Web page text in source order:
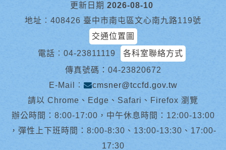
更新日期 2026-08-10
地址︰408426 臺中市南屯區文心南九路119號
交通位置圖
電話︰ 04-23811119
各科室聯絡方式
傳真號碼：04-23820672
E-Mail︰
cmsner@tccfd.gov.tw
請以 Chrome、Edge、Safari、Firefox 瀏覽
辦公時間：8:00-17:00，中午休息時間：12:00-13:00
，彈性上下班時間：8:00-8:30、13:00-13:30、17:00-
17:30